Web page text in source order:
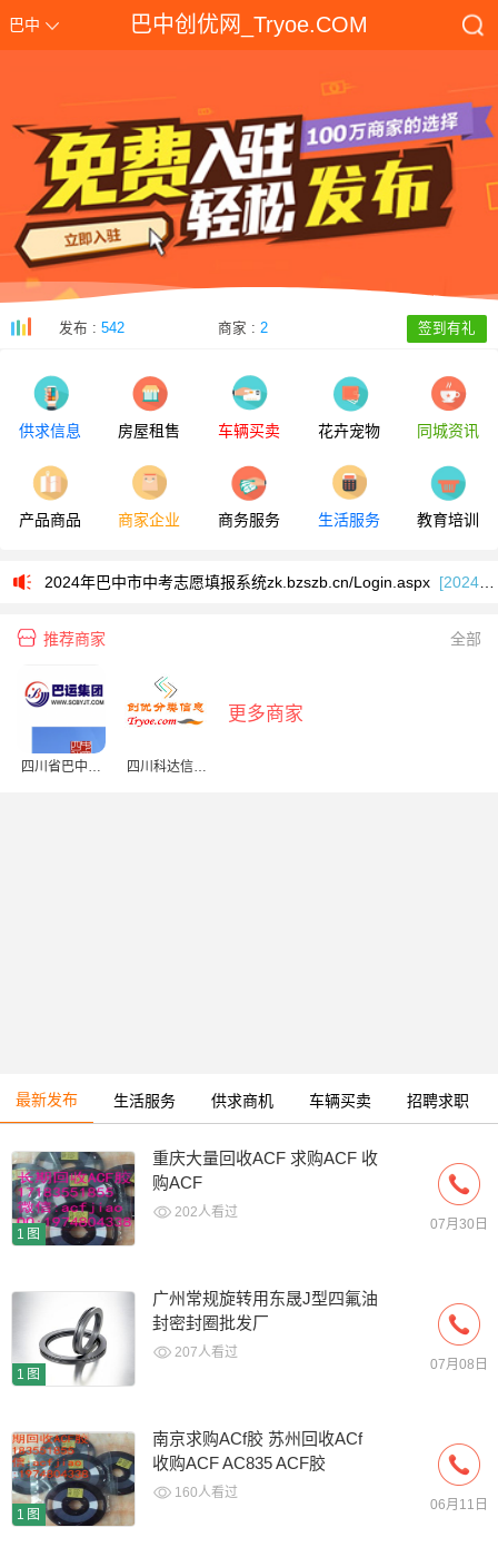
巴中 巴中创优网_Tryoe.COM
发布 :542 商家 : 2 签到有礼
供求信息 房屋租售 车辆买卖 花卉宠物 同城资讯
产品商品 商家企业 商务服务 生活服务 教育培训
2025年巴中市中考志愿填报入口zk.bzszb.cn/Login.aspx[2025-06-14]
2024年巴中市中考志愿填报系统zk.bzszb.cn/Login.aspx [2024-06-21]
2025年巴中市中考网上报名zk.bzszb.cn/Login.aspx
推荐商家 全部
四川省巴中运
四川科达信工
更多商家
最新发布 生活服务 供求商机 车辆买卖 招聘求职
1图
重庆大量回收ACF 求购ACF 收
购ACF
202人看过
07月30日
1图
广州常规旋转用东晟J型四氟油
封密封圈批发厂
207人看过
07月08日
1图
南京求购ACf胶 苏州回收ACf
收购ACF AC835 ACF胶
160人看过
06月11日